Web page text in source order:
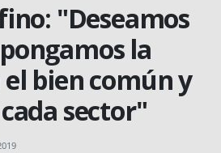
"Deseamos
la
bien común y
sector"